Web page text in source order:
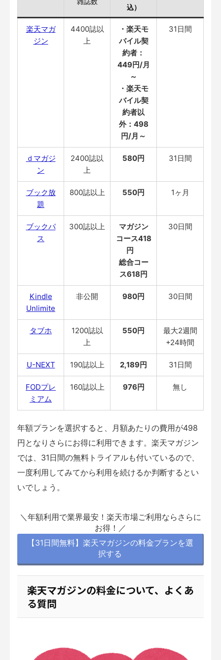
込）
楽天マガ
ジン
4400誌以
上
・楽天モ
バイル契
約者：
449円/月
～
・楽天モ
バイル契
約者以
外：498
円/月～
31日間
ｄマガジ
ン
2400誌以
上
580円 31日間
ブック放
題
800誌以上 550円 1ヶ月
ブックパ
ス
300誌以上
マガジン
コース418
円
総合コー
ス618円
30日間
Kindle
Unlimite
非公開 980円 30日間
タブホ
1200誌以
上
550円
最大2週間
+24時間
U-NEXT 190誌以上 2,189円 31日間
FODプレ
ミアム
160誌以上 976円 無し
年額プランを選択すると、月額あたりの費用が498
円となりさらにお得に利用できます。楽天マガジン
では、31日間の無料トライアルも付いているので、
一度利用してみてから利用を続けるか判断するとい
いでしょう。
＼年額利用で業界最安！楽天市場ご利用ならさらに
お得！／
【31日間無料】楽天マガジンの料金プランを選
択する
楽天マガジンの料金について、よくあ
る質問